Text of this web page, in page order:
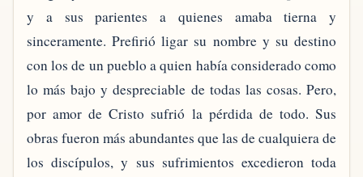
y a sus parientes a quienes amaba tierna y
sinceramente. Prefirió ligar su nombre y su destino
con los de un pueblo a quien había considerado como
lo más bajo y despreciable de todas las cosas. Pero,
por amor de Cristo sufrió la pérdida de todo. Sus
obras fueron más abundantes que las de cualquiera de
los discípulos, y sus sufrimientos excedieron toda